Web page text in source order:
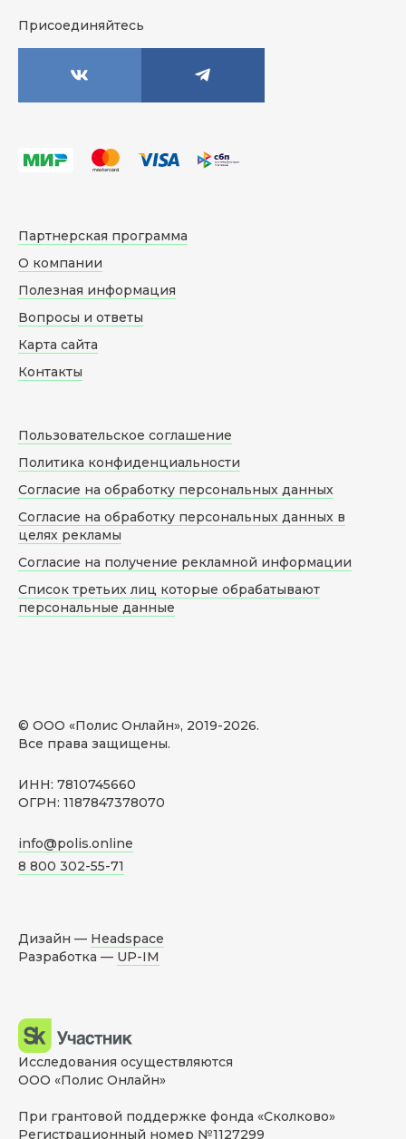
Присоединяйтесь
© ООО «Полис Онлайн», 2019-2026.
Все права защищены.
ИНН: 7810745660
ОГРН: 1187847378070
info@polis.online
8 800 302-55-71
Партнерская программа
О компании
Полезная информация
Вопросы и ответы
Карта сайта
Контакты
Пользовательское соглашение
Политика конфиденциальности
Согласие на обработку персональных данных
Согласие на обработку персональных данных в
целях рекламы
Согласие на получение рекламной информации
Список третьих лиц которые обрабатывают
персональные данные
Дизайн — Headspace
Разработка — UP-IM
Исследования осуществляются
ООО «Полис Онлайн»
При грантовой поддержке фонда «Сколково»
Регистрационный номер №1127299